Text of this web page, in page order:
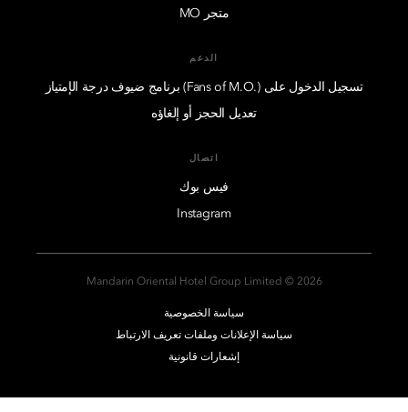
متجر MO
الدعم
تسجيل الدخول على (.Fans of M.O) برنامج ضيوف درجة الإمتياز
تعديل الحجز أو إلغاؤه
اتصال
فيس بوك
Instagram
2026 © Mandarin Oriental Hotel Group Limited
سياسة الخصوصية
سياسة الإعلانات وملفات تعريف الارتباط
إشعارات قانونية